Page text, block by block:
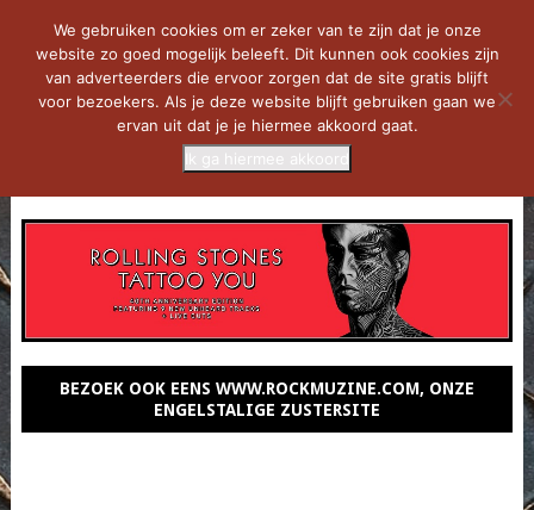
BEZOEK OOK EENS WWW.ROCKMUZINE.COM, ONZE
ENGELSTALIGE ZUSTERSITE
We gebruiken cookies om er zeker van te zijn dat je onze
website zo goed mogelijk beleeft. Dit kunnen ook cookies zijn
van adverteerders die ervoor zorgen dat de site gratis blijft
voor bezoekers. Als je deze website blijft gebruiken gaan we
ervan uit dat je je hiermee akkoord gaat.
Ik ga hiermee akkoord